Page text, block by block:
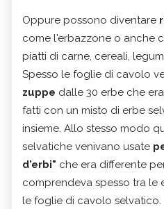
Oppure possono diventare
come l'erbazzone o anche
piatti di carne, cereali,
Spesso le foglie di cavolo
zuppe dalle 30 erbe che
fatti con un misto di erbe
insieme. Allo stesso modo
selvatiche venivano usate
d'erbi" che era differente
comprendeva spesso tra le
le foglie di cavolo selvatico.